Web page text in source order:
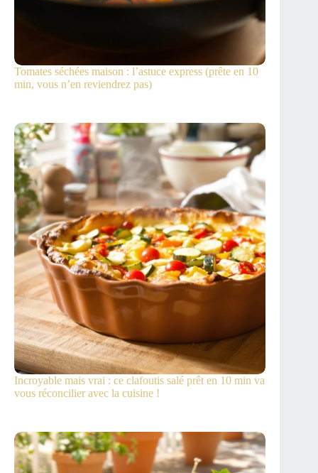
Tomates séchées maison : l’astuce express (prête en 10
min, vous n’en reviendrez pas)
Incroyable mais vrai : ce clafoutis salé prêt en 10 min va
vous réconcilier avec la cuisine !